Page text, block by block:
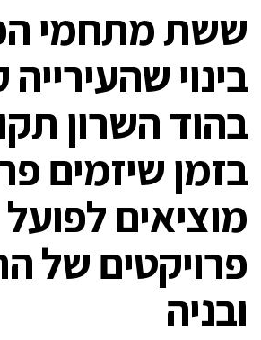
ששת מתחמי
בינוי
בהוד השרון
בזמן שיזמים
מוציאים לפועל
פרויקטים של
ובניה